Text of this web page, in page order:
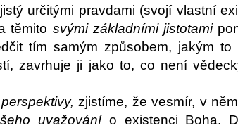
určitými pravdami (svojí vlastní
těmito svými základními jistotami
tím samým způsobem, jakým to
zavrhuje ji jako to, co není
zjistíme, že vesmír, v
uvažování o existenci Boha.